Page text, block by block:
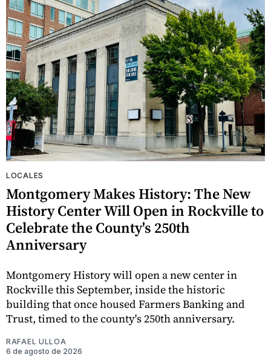
LOCALES
Montgomery Makes History: The New
History Center Will Open in Rockville to
Celebrate the County's 250th
Anniversary
Montgomery History will open a new center in
Rockville this September, inside the historic
building that once housed Farmers Banking and
Trust, timed to the county's 250th anniversary.
RAFAEL ULLOA
6 de agosto de 2026